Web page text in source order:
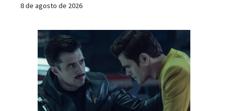
8 de agosto de 2026